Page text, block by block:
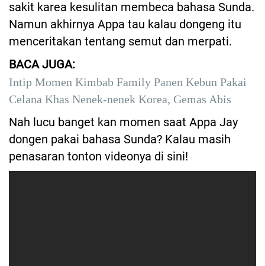
sakit karea kesulitan membeca bahasa Sunda.
Namun akhirnya Appa tau kalau dongeng itu
menceritakan tentang semut dan merpati.
BACA JUGA:
Intip Momen Kimbab Family Panen Kebun Pakai
Celana Khas Nenek-nenek Korea, Gemas Abis
Nah lucu banget kan momen saat Appa Jay
dongen pakai bahasa Sunda? Kalau masih
penasaran tonton videonya di sini!